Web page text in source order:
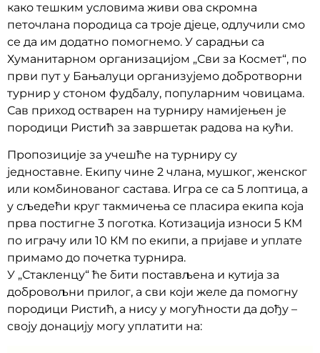
како тешким условима живи ова скромна
петочлана породица са троје дјеце, одлучили смо
се да им додатно помогнемо. У сарадњи са
Хуманитарном организацијом „Сви за Космет“, по
први пут у Бањалуци организујемо добротворни
турнир у стоном фудбалу, популарним човицама.
Сав приход остварен на турниру намијењен је
породици Ристић за завршетак радова на кући.
Пропозиције за учешће на турниру су
једноставне. Екипу чине 2 члана, мушког, женског
или комбинованог састава. Игра се са 5 лоптица, а
у сљедећи круг такмичења се пласира екипа која
прва постигне 3 поготка. Котизација износи 5 КМ
по играчу или 10 КМ по екипи, а пријаве и уплате
примамо до почетка турнира.
У „Стакленцу“ ће бити постављена и кутија за
добровољни прилог, а сви који желе да помогну
породици Ристић, а нису у могућности да дођу –
своју донацију могу уплатити на: